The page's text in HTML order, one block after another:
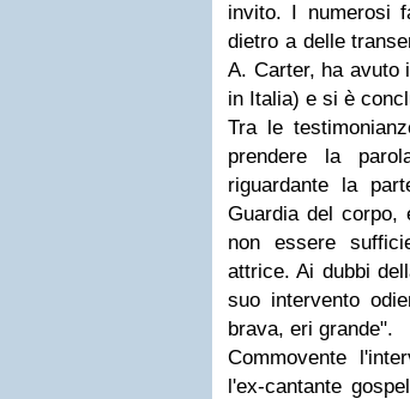
invito. I numerosi
dietro a delle
A. Carter, ha avuto
in Italia) e si è
Tra le
prendere la
riguardante la
Guardia del corpo,
non essere
attrice. Ai dubbi
suo intervento
brava, eri grande".
Commovente
l'ex-cantante